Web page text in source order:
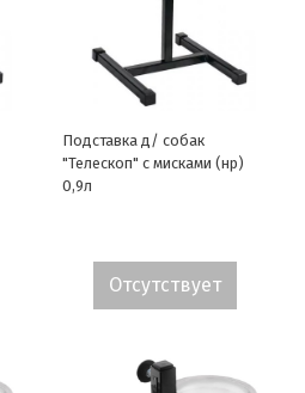
Подставка д/ собак
"Телескоп" с мисками (нр)
0,9л
Отсутствует